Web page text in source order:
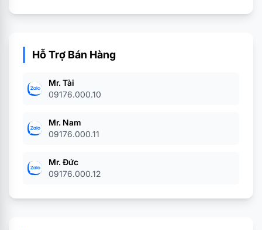
Hỗ Trợ Bán Hàng
Mr. Tài
09176.000.10
Mr. Nam
09176.000.11
Mr. Đức
09176.000.12